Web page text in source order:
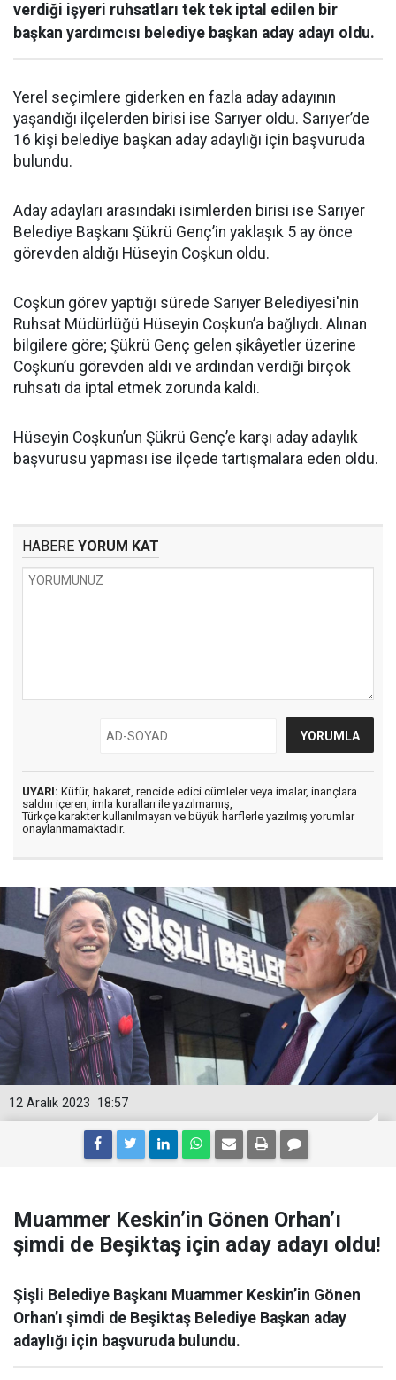
verdiği işyeri ruhsatları tek tek iptal edilen bir
başkan yardımcısı belediye başkan aday adayı oldu.
Yerel seçimlere giderken en fazla aday adayının
yaşandığı ilçelerden birisi ise Sarıyer oldu. Sarıyer’de
16 kişi belediye başkan aday adaylığı için başvuruda
bulundu.
Aday adayları arasındaki isimlerden birisi ise Sarıyer
Belediye Başkanı Şükrü Genç’in yaklaşık 5 ay önce
görevden aldığı Hüseyin Coşkun oldu.
Coşkun görev yaptığı sürede Sarıyer Belediyesi'nin
Ruhsat Müdürlüğü Hüseyin Coşkun’a bağlıydı. Alınan
bilgilere göre; Şükrü Genç gelen şikâyetler üzerine
Coşkun’u görevden aldı ve ardından verdiği birçok
ruhsatı da iptal etmek zorunda kaldı.
Hüseyin Coşkun’un Şükrü Genç’e karşı aday adaylık
başvurusu yapması ise ilçede tartışmalara eden oldu.
HABERE YORUM KAT
UYARI: Küfür, hakaret, rencide edici cümleler veya imalar, inançlara
saldırı içeren, imla kuralları ile yazılmamış,
Türkçe karakter kullanılmayan ve büyük harflerle yazılmış yorumlar
onaylanmamaktadır.
18:57
12 Aralık 2023
Muammer Keskin’in Gönen Orhan’ı
şimdi de Beşiktaş için aday adayı oldu!
Şişli Belediye Başkanı Muammer Keskin’in Gönen
Orhan’ı şimdi de Beşiktaş Belediye Başkan aday
adaylığı için başvuruda bulundu.